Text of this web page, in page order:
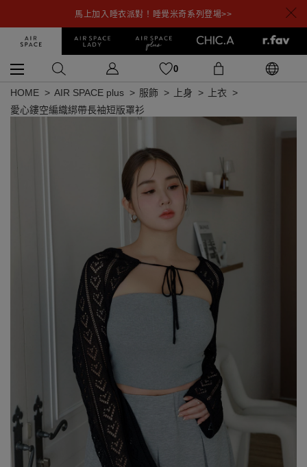
馬上加入睡衣派對！睡覺米奇系列登場>>
0
HOME AIR SPACE plus 服飾 上身
上衣
愛心鏤空編織綁帶長袖短版罩衫